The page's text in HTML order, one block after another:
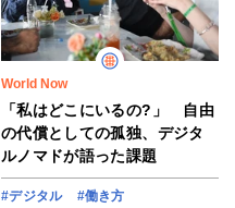
World Now
「私はどこにいるの?」 自由
の代償としての孤独、デジタ
ルノマドが語った課題
#デジタル #働き方